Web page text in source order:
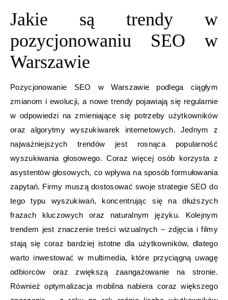
Jakie są trendy w
pozycjonowaniu SEO w
Warszawie
Pozycjonowanie SEO w Warszawie podlega ciągłym
zmianom i ewolucji, a nowe trendy pojawiają się regularnie
w odpowiedzi na zmieniające się potrzeby użytkowników
oraz algorytmy wyszukiwarek internetowych. Jednym z
najważniejszych trendów jest rosnąca popularność
wyszukiwania głosowego. Coraz więcej osób korzysta z
asystentów głosowych, co wpływa na sposób formułowania
zapytań. Firmy muszą dostosować swoje strategie SEO do
tego typu wyszukiwań, koncentrując się na dłuższych
frazach kluczowych oraz naturalnym języku. Kolejnym
trendem jest znaczenie treści wizualnych – zdjęcia i filmy
stają się coraz bardziej istotne dla użytkowników, dlatego
warto inwestować w multimedia, które przyciągną uwagę
odbiorców oraz zwiększą zaangażowanie na stronie.
Również optymalizacja mobilna nabiera coraz większego